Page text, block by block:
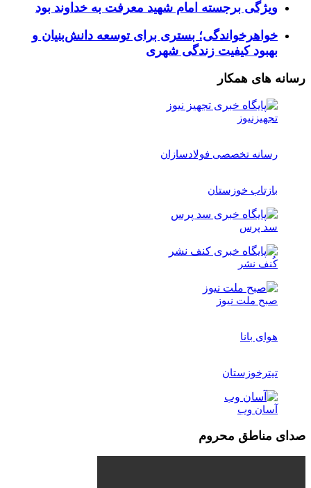
ویژگی برجسته امام شهید معرفت به خداوند بود
خواهرخواندگی؛ بستری برای توسعه دانش‌بنیان و
بهبود کیفیت زندگی شهری
رسانه های همکار
تجهیزنیوز
رسانه تخصصی فولادسازان
بازتاب خوزستان
سد پرس
کُنف نشر
صبح ملت نیوز
هوای بانا
تیترخوزستان
آسان وب
صدای مناطق محروم